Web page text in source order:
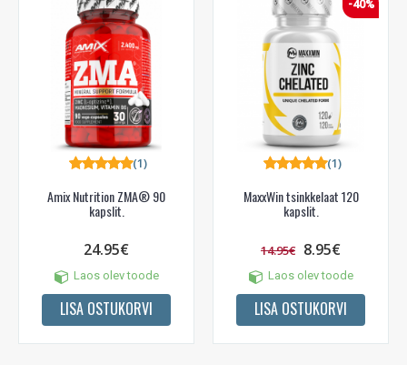
Amix Nutrition ZMA® 90
kapslit.
(1)
24.95€
Laos olev toode
LISA OSTUKORVI
-40%
MaxxWin tsinkkelaat 120
kapslit.
(1)
14.95€ 8.95€
Laos olev toode
LISA OSTUKORVI